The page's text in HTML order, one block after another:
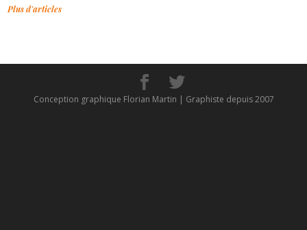
Plus d'articles
Conception graphique Florian Martin | Graphiste depuis 2007